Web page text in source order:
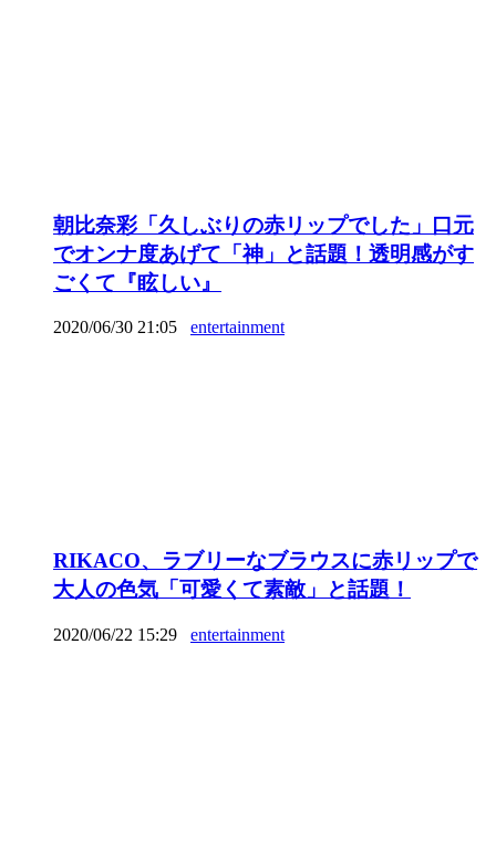
朝比奈彩「久しぶりの赤リップでした」口元
でオンナ度あげて「神」と話題！透明感がす
ごくて『眩しい』
2020/06/30 21:05 entertainment
RIKACO、ラブリーなブラウスに赤リップで
大人の色気「可愛くて素敵」と話題！
2020/06/22 15:29 entertainment